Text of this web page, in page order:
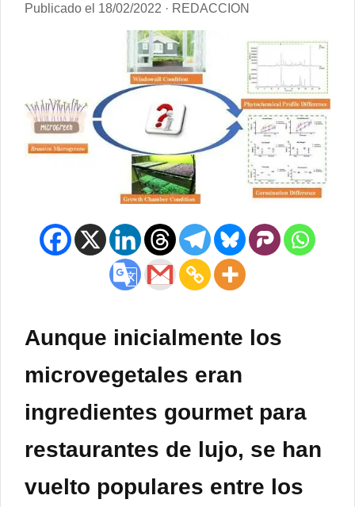
Publicado el 18/02/2022 · REDACCION
Aunque inicialmente los
microvegetales eran
ingredientes gourmet para
restaurantes de lujo, se han
vuelto populares entre los